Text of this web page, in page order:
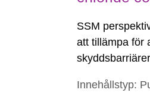
SSM
att tillämpa för
insats...
Innehållstyp: